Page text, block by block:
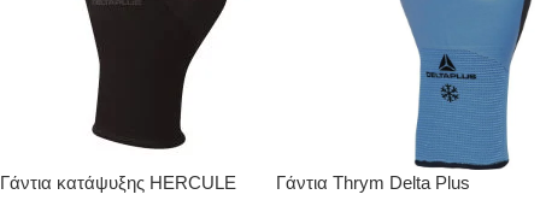
Γάντια κατάψυξης HERCULE
Γάντια Thrym Delta Plus